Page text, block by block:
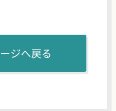
ジへ戻る